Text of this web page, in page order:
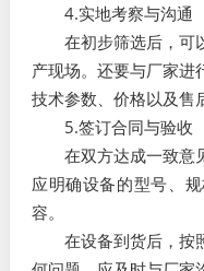
4.实地考察与沟通
在初步筛选后，可
产现场。还要与厂家进
技术参数、价格以及售
5.签订合同与验收
在双方达成一致意
应明确设备的型号、
容。
在设备到货后，按